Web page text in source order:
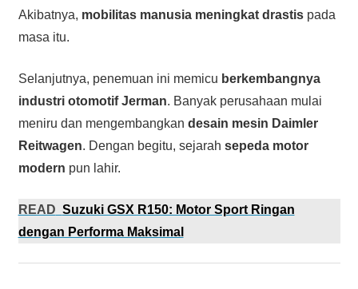
Akibatnya, mobilitas manusia meningkat drastispada
masa itu.
Selanjutnya, penemuan ini memicu berkembangnya
industri otomotif Jerman. Banyak perusahaan mulai
meniru dan mengembangkan desain mesin Daimler
Reitwagen. Dengan begitu, sejarah sepeda motor
modern pun lahir.
READ Suzuki GSX R150: Motor Sport Ringan
dengan Performa Maksimal